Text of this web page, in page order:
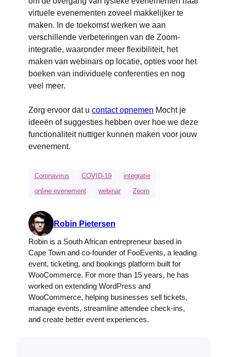
virtuele evenementen zoveel makkelijker te
maken. In de toekomst werken we aan
verschillende verbeteringen van de Zoom-
integratie, waaronder meer flexibiliteit, het
maken van webinars op locatie, opties voor het
boeken van individuele conferenties en nog
veel meer.
Zorg ervoor dat u contact opnemen Mocht je
ideeën of suggesties hebben over hoe we deze
functionaliteit nuttiger kunnen maken voor jouw
evenement.
Coronavirus COVID-19
integratie
online evenement
webinar Zoom
Robin Pietersen
Robin is a South African entrepreneur based in
Cape Town and co-founder of FooEvents, a leading
event, ticketing, and bookings platform built for
WooCommerce. For more than 15 years, he has
worked on extending WordPress and
WooCommerce, helping businesses sell tickets,
manage events, streamline attendee check-ins,
and create better event experiences.